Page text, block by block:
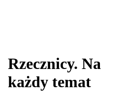
Rzecznicy. Na
każdy temat